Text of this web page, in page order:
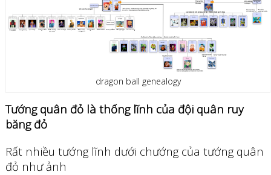
dragon ball genealogy
Tướng quân đỏ là thống lĩnh của đội quân ruy
băng đỏ
Rất nhiều tướng lĩnh dưới chướng của tướng quân
đỏ như ảnh